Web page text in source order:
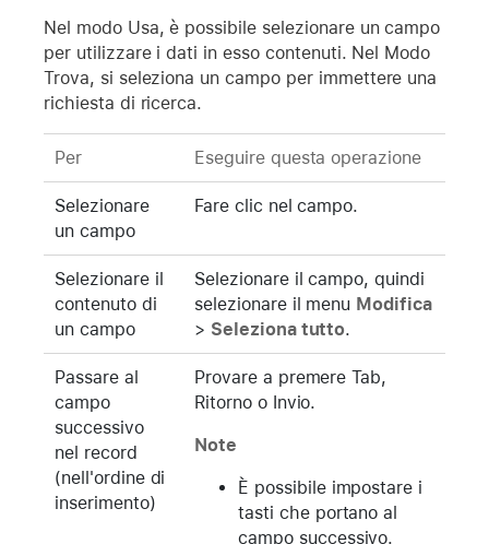
Nel modo Usa, è possibile selezionare un campo
per utilizzare i dati in esso contenuti. Nel Modo
Trova, si seleziona un campo per immettere una
richiesta di ricerca.
Per Eseguire questa operazione
Selezionare
un campo
Fare clic nel campo.
Selezionare il
contenuto di
un campo
Selezionare il campo, quindi
selezionare il menu Modifica
> Seleziona tutto.
Passare al
campo
successivo
nel record
(nell'ordine di
inserimento)
Provare a premere Tab,
Ritorno o Invio.
Note
È possibile impostare i
tasti che portano al
campo successivo.